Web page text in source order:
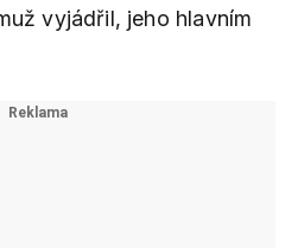
vyjádřil, jeho hlavním